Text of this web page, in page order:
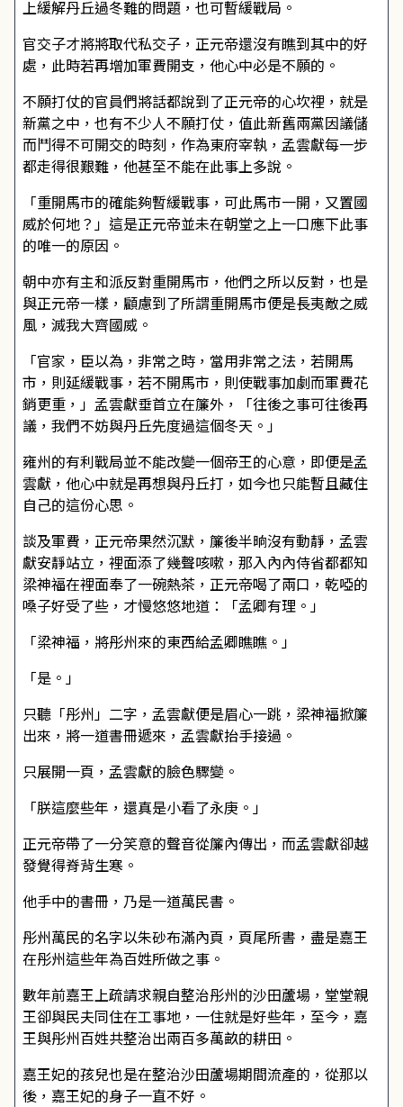
上緩解丹丘過冬難的問題，也可暫緩戰局。
官交子才將將取代私交子，正元帝還沒有瞧到其中的好
處，此時若再增加軍費開支，他心中必是不願的。
不願打仗的官員們將話都說到了正元帝的心坎裡，就是
新黨之中，也有不少人不願打仗，值此新舊兩黨因議儲
而鬥得不可開交的時刻，作為東府宰執，孟雲獻每一步
都走得很艱難，他甚至不能在此事上多說。
「重開馬市的確能夠暫緩戰事，可此馬市一開，又置國
威於何地？」這是正元帝並未在朝堂之上一口應下此事
的唯一的原因。
朝中亦有主和派反對重開馬市，他們之所以反對，也是
與正元帝一樣，顧慮到了所謂重開馬市便是長夷敵之威
風，滅我大齊國威。
「官家，臣以為，非常之時，當用非常之法，若開馬
市，則延緩戰事，若不開馬市，則使戰事加劇而軍費花
銷更重，」孟雲獻垂首立在簾外，「往後之事可往後再
議，我們不妨與丹丘先度過這個冬天。」
雍州的有利戰局並不能改變一個帝王的心意，即便是孟
雲獻，他心中就是再想與丹丘打，如今也只能暫且藏住
自己的這份心思。
談及軍費，正元帝果然沉默，簾後半晌沒有動靜，孟雲
獻安靜站立，裡面添了幾聲咳嗽，那入內內侍省都都知
梁神福在裡面奉了一碗熱茶，正元帝喝了兩口，乾啞的
嗓子好受了些，才慢悠悠地道：「孟卿有理。」
「梁神福，將彤州來的東西給孟卿瞧瞧。」
「是。」
只聽「彤州」二字，孟雲獻便是眉心一跳，梁神福掀簾
出來，將一道書冊遞來，孟雲獻抬手接過。
只展開一頁，孟雲獻的臉色驟變。
「朕這麼些年，還真是小看了永庚。」
正元帝帶了一分笑意的聲音從簾內傳出，而孟雲獻卻越
發覺得脊背生寒。
他手中的書冊，乃是一道萬民書。
彤州萬民的名字以朱砂布滿內頁，頁尾所書，盡是嘉王
在彤州這些年為百姓所做之事。
數年前嘉王上疏請求親自整治彤州的沙田蘆場，堂堂親
王卻與民夫同住在工事地，一住就是好些年，至今，嘉
王與彤州百姓共整治出兩百多萬畝的耕田。
嘉王妃的孩兒也是在整治沙田蘆場期間流產的，從那以
後，嘉王妃的身子一直不好。